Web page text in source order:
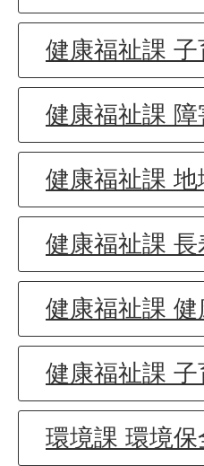
健康福祉課
健康福祉課
健康福祉課
健康福祉課
健康福祉課 健
健康福祉課
環境課 環境保